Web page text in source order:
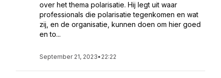
over het thema polarisatie. Hij legt uit waar
professionals die polarisatie tegenkomen en wat
zij, en de organisatie, kunnen doen om hier goed
en to...
September 21, 2023• 22:22